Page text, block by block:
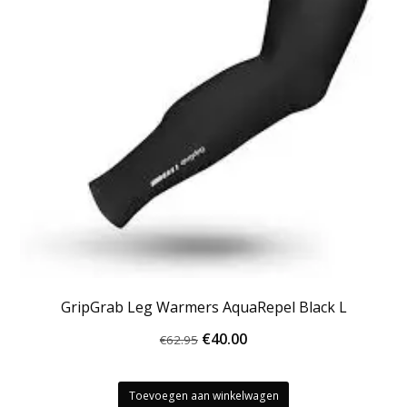
GripGrab Leg Warmers AquaRepel Black L
€62.95 Oorspronkelijke
was:
€40.00Huidige
is:
Toevoegen aan winkelwagen